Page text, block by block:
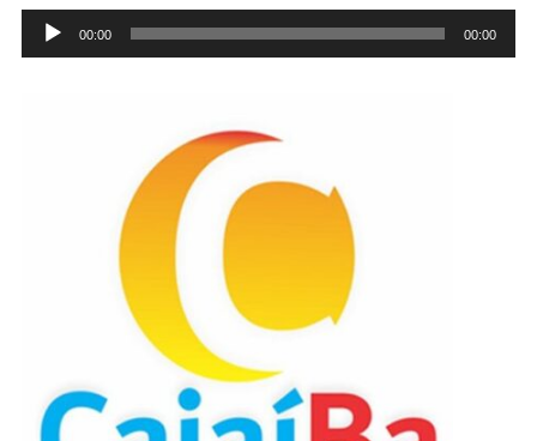
Tocador
00:00 00:00